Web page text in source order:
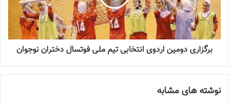
برگزاری اردوی انتخابی تیم ملی فوتسال
بانوان
2023-08-01
برگزاری دومین اردوی انتخابی تیم ملی فوتسال دختران نوجوان
نوشته های مشابه